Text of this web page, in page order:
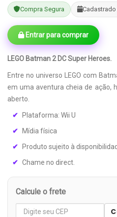
Compra Segura
Entrar para comprar
LEGO Batman 2 DC Super Heroes.
Entre no universo LEGO com
em uma aventura cheia de ação,
aberto.
Plataforma: Wii U
Mídia física
Produto sujeito à
Chame no direct.
Calcule o frete